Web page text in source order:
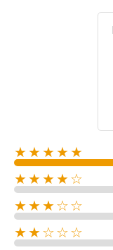
★★★★★
★★★★☆
★★★☆☆
★★☆☆☆